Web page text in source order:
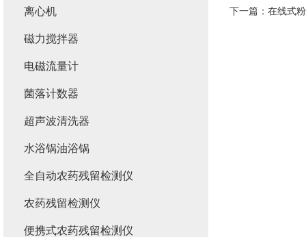
下一篇： 在线式
离心机
磁力搅拌器
电磁流量计
菌落计数器
超声波清洗器
水浴锅油浴锅
全自动农药残留检测仪
农药残留检测仪
便携式农药残留检测仪